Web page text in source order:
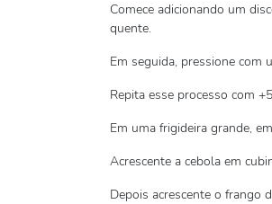
Comece adicionando um
quente.
Em seguida, pressione com
Repita esse processo com
Em uma frigideira grande,
Acrescente a cebola em
Depois acrescente o frango